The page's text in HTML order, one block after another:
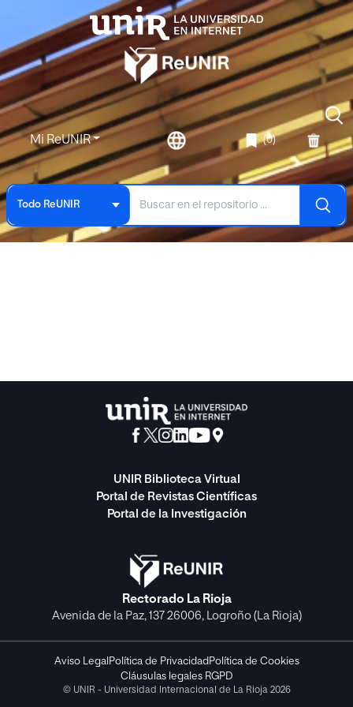
Mi ReUNIR (0)
Todo ReUNIR
UNIR Biblioteca Virtual
Portal de Revistas Científicas
Portal de la Investigación
Rectorado La Rioja
Avenida de la Paz, 137 26006, Logroño (La Rioja)
Aviso Legal Política de Privacidad Política de Cookies
Cláusulas legales RGPD
© UNIR - Universidad Internacional de La Rioja 2026